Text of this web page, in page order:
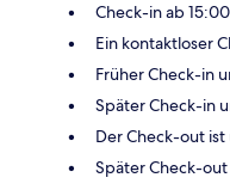
Check-in ab
Ein kontaktloser
Früher Check-in
Später Check-in
Der Check-out ist
Später Check-